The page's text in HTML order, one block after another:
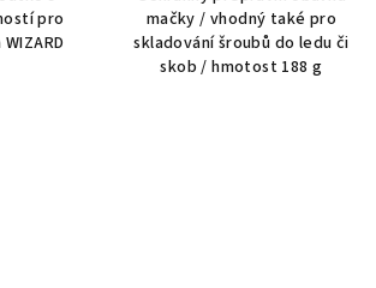
pro
mačky / vhodný také pro
skladování šroubů do ledu či
skob / hmotost 188 g